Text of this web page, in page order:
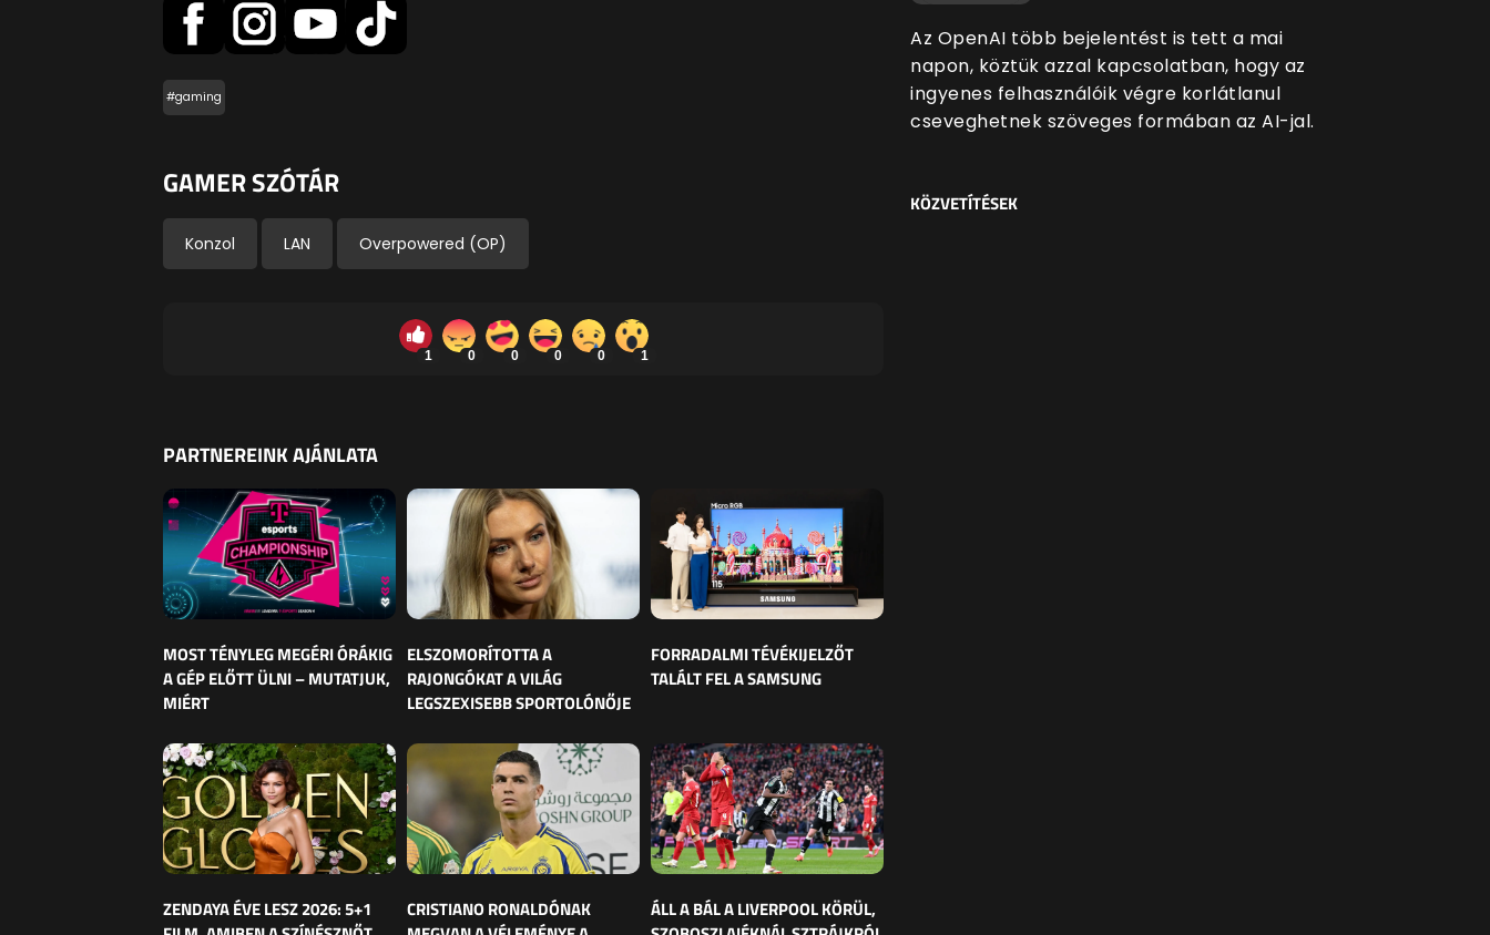
#gaming
GAMER SZÓTÁR
Konzol LAN Overpowered (OP)
1 0 0 0 0 1
PARTNEREINK AJÁNLATA
MOST TÉNYLEG MEGÉRI ÓRÁKIG
A GÉP ELŐTT ÜLNI – MUTATJUK,
MIÉRT
ELSZOMORÍTOTTA A
RAJONGÓKAT A VILÁG
LEGSZEXISEBB SPORTOLÓNŐJE
FORRADALMI TÉVÉKIJELZŐT
TALÁLT FEL A SAMSUNG
ZENDAYA ÉVE LESZ 2026: 5+1
CRISTIANO RONALDÓNAK
ÁLL A BÁL A LIVERPOOL KÖRÜL,
Az OpenAI több bejelentést is tett a mai
napon, köztük azzal kapcsolatban, hogy az
ingyenes felhasználóik végre korlátlanul
cseveghetnek szöveges formában az AI-jal.
KÖZVETÍTÉSEK